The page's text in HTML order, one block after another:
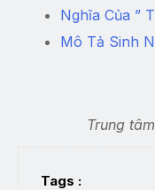
Nghĩa Của ”
Mô Tả Sinh
Trung
Tags :